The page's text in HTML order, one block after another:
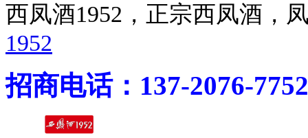
西凤酒1952，正宗西凤酒
1952
招商电话：137-2076-7752